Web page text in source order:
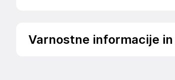
Varnostne informacije